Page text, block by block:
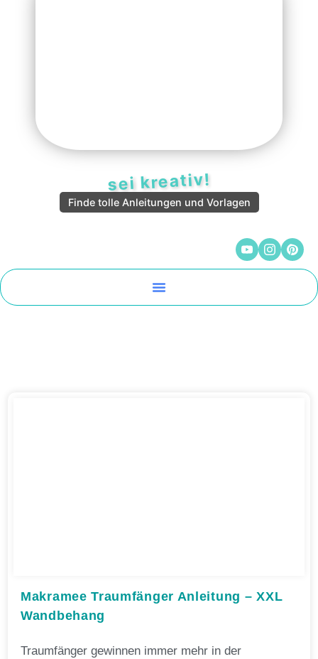
sei kreativ!
Finde tolle Anleitungen und Vorlagen
Makramee Traumfänger Anleitung – XXL
Wandbehang
Traumfänger gewinnen immer mehr in der